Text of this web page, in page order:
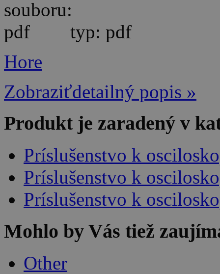
typ: pdf
Hore
Zobraziťdetailný popis »
Produkt je zaradený v
Príslušenstvo k
Príslušenstvo k
Príslušenstvo k
Mohlo by Vás tiež
Other